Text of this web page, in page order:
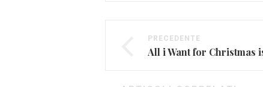
PRECEDENTE